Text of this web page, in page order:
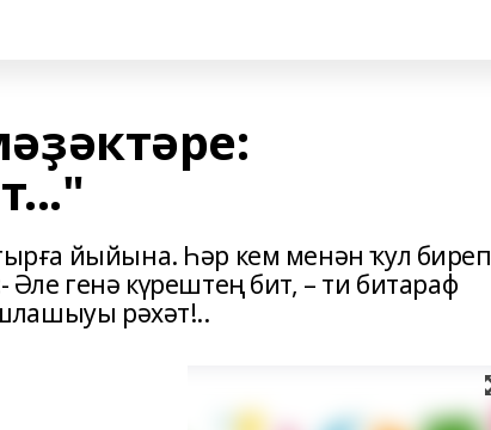
йыйына. Һәр кем менән ҡул биреп
генә күрештең бит, – ти битараф
рәхәт!..